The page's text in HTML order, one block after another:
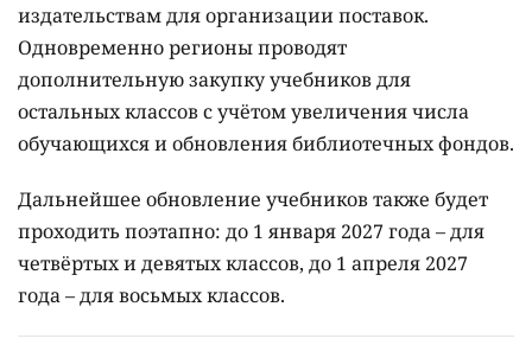
издательствам для организации поставок.
Одновременно регионы проводят
дополнительную закупку учебников для
остальных классов с учётом увеличения числа
обучающихся и обновления библиотечных фондов.
Дальнейшее обновление учебников также будет
проходить поэтапно: до 1 января 2027 года – для
четвёртых и девятых классов, до 1 апреля 2027
года – для восьмых классов.